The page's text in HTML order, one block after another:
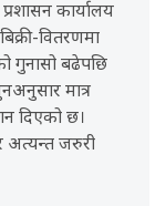
कार्यालय
वितरणमा
गुनासो बढेपछि
मात्र
दिएको छ।
अत्यन्त जरुरी